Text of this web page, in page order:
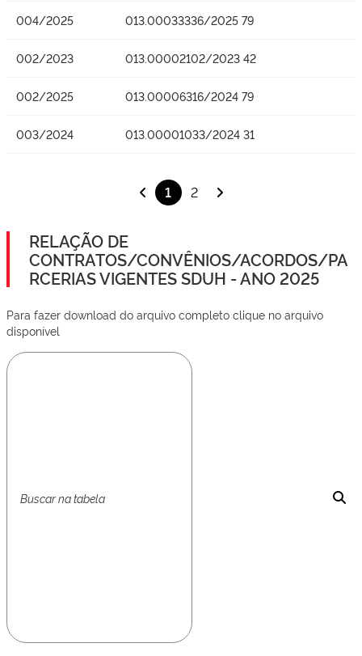
004/2025 013.00033336/2025 79
002/2023 013.00002102/2023 42
002/2025 013.00006316/2024 79
003/2024 013.00001033/2024 31
1 2
RELAÇÃO DE
CONTRATOS/CONVÊNIOS/ACORDOS/PA
RCERIAS VIGENTES SDUH - ANO 2025
Para fazer download do arquivo completo clique no arquivo
disponível